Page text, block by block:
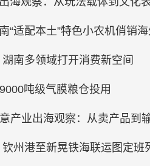
“适配本土”特色小农机俏销
南多领域打开消费新空间
吨级气膜粮仓投用
产业出海观察：从卖产品到
州港至新晃铁海联运图定班